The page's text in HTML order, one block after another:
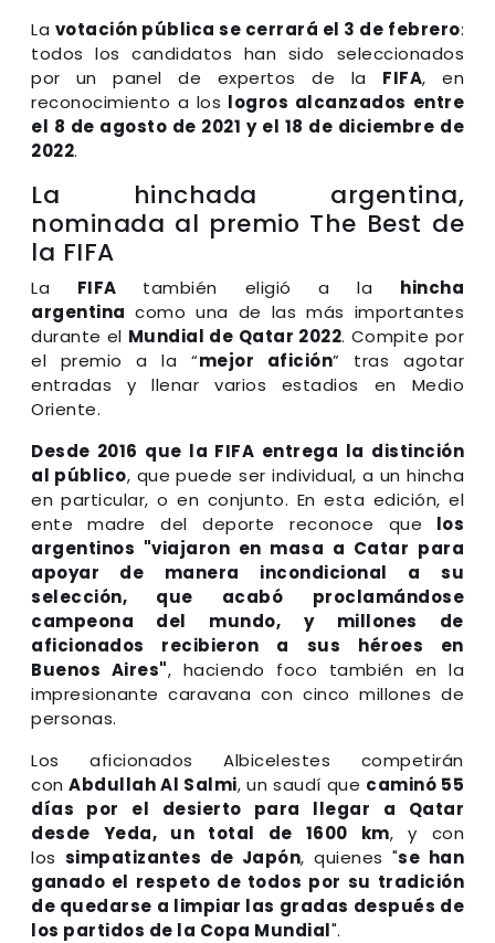
La votación pública se cerrará el 3 de febrero:
todos los candidatos han sido seleccionados
por un panel de expertos de la FIFA, en
reconocimiento a los logros alcanzados entre
el 8 de agosto de 2021 y el 18 de diciembre de
2022.
La hinchada argentina,
nominada al premio The Best de
la FIFA
La FIFA también eligió a la hincha
argentina como una de las más importantes
durante el Mundial de Qatar 2022. Compite por
el premio a la “mejor afición” tras agotar
entradas y llenar varios estadios en Medio
Oriente.
Desde 2016 que la FIFA entrega la distinción
al público, que puede ser individual, a un hincha
en particular, o en conjunto. En esta edición, el
ente madre del deporte reconoce que los
argentinos "viajaron en masa a Catar para
apoyar de manera incondicional a su
selección, que acabó proclamándose
campeona del mundo, y millones de
aficionados recibieron a sus héroes en
Buenos Aires", haciendo foco también en la
impresionante caravana con cinco millones de
personas.
Los aficionados Albicelestes competirán
conAbdullah Al Salmi, un saudí que caminó 55
días por el desierto para llegar a Qatar
desde Yeda, un total de 1600 km, y con
los simpatizantes de Japón, quienes "se han
ganado el respeto de todos por su tradición
de quedarse a limpiar las gradas después de
los partidos de la Copa Mundial".